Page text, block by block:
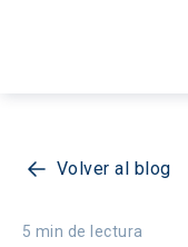
Volver al blog
5 min de lectura